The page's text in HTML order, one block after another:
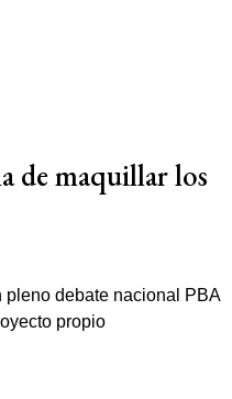
de maquillar los